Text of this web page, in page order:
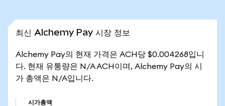
최신 Alchemy Pay 시장 정보
Alchemy Pay의 현재 가격은 ACH당 $0.004268입니
다. 현재 유통량은 N/A ACH이며, Alchemy Pay의 시
가 총액은 N/A입니다.
시가총액